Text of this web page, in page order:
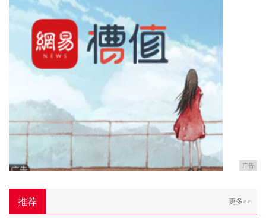
广告
推荐 更多>>